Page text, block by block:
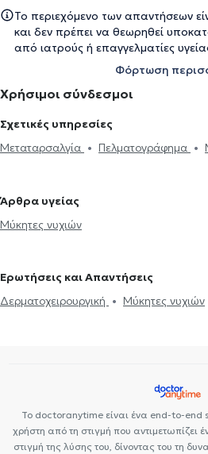
Το περιεχόμενο των απαντήσεων
και δεν πρέπει να θεωρηθεί
από ιατρούς ή επαγγελματίες
Φόρτωση
Χρήσιμοι σύνδεσμοι
Σχετικές υπηρεσίες
Μεταταρσαλγία
Πελματογράφημα
Άρθρα υγείας
Μύκητες νυχιών
Ερωτήσεις και Απαντήσεις
Δερματοχειρουργική
Μύκητες νυχιών
Το doctoranytime είναι ένα end-to-end
χρήστη από τη στιγμή που αντιμετωπίζει
στιγμή της λύσης του, δίνοντας του τη